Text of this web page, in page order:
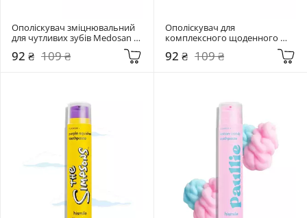
Ополіскувач зміцнювальний
для чутливих зубів Medosan
92 ₴ 109 ₴
Ополіскувач для
комплексного щоденного
захисту Medosan 250 мл  All-
Day Care
92 ₴ 109 ₴